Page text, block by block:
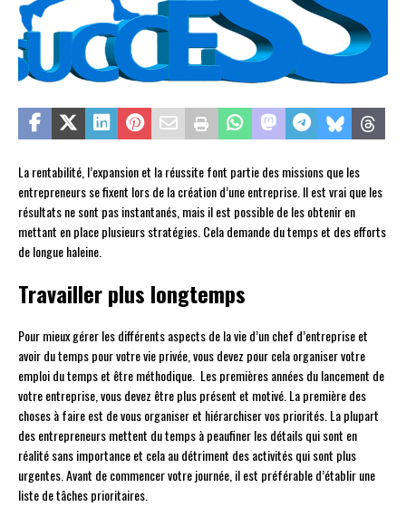
La rentabilité, l’expansion et la réussite font partie des missions que les
entrepreneurs se fixent lors de la création d’une entreprise. Il est vrai que les
résultats ne sont pas instantanés, mais il est possible de les obtenir en
mettant en place plusieurs stratégies. Cela demande du temps et des efforts
de longue haleine.
Travailler plus longtemps
Pour mieux gérer les différents aspects de la vie d’un chef d’entreprise et
avoir du temps pour votre vie privée, vous devez pour cela organiser votre
emploi du temps et être méthodique. Les premières années du lancement de
votre entreprise, vous devez être plus présent et motivé. La première des
choses à faire est de vous organiser et hiérarchiser vos priorités. La plupart
des entrepreneurs mettent du temps à peaufiner les détails qui sont en
réalité sans importance et cela au détriment des activités qui sont plus
urgentes. Avant de commencer votre journée, il est préférable d’établir une
liste de tâches prioritaires.